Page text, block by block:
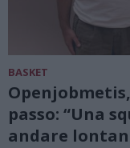
BASKET
passo: “Una
andare